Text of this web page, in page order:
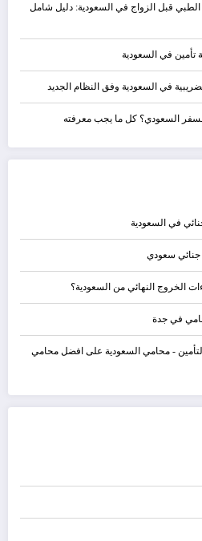
الطبي قبل الزواج في السعودية: دليل شامل
في السعودية
في السعودية وفق النظام الجديد
السعودي؟ كل ما يجب معرفته
في السعودية
سعودي
الخروج النهائي من السعودية؟
في جدة
- محامي السعودية على افضل محامي